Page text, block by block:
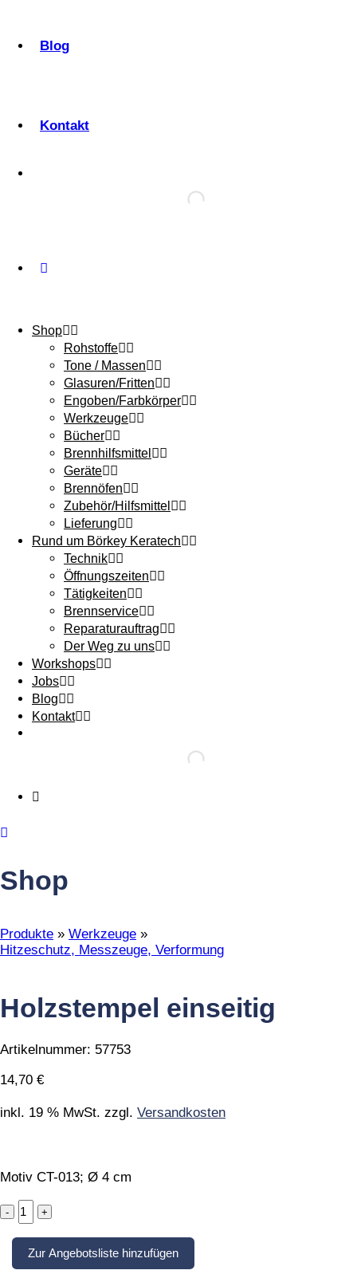
Blog
Kontakt
Shop
Rohstoffe
Tone / Massen
Glasuren/Fritten
Engoben/Farbkörper
Werkzeuge
Bücher
Brennhilfsmittel
Geräte
Brennöfen
Zubehör/Hilfsmittel
Lieferung
Rund um Börkey Keratech
Technik
Öffnungszeiten
Tätigkeiten
Brennservice
Reparaturauftrag
Der Weg zu uns
Workshops
Jobs
Blog
Kontakt
Shop
Produkte » Werkzeuge »
Hitzeschutz, Messzeuge, Verformung
Holzstempel einseitig
Artikelnummer: 57753
14,70 €
inkl. 19 % MwSt. zzgl. Versandkosten
Motiv CT-013; Ø 4 cm
Holzstempel
einseitig
quantity
Zur Angebotsliste hinzufügen